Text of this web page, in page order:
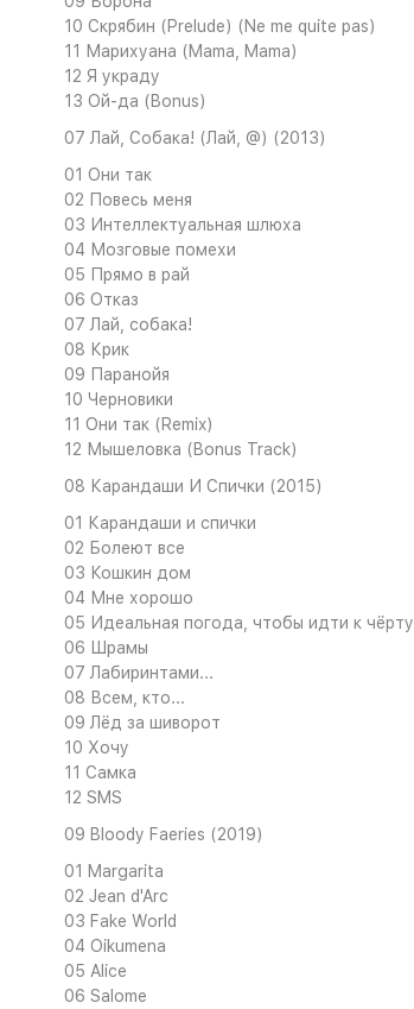
10 Скрябин (Prelude) (Ne me quite pas)
11 Марихуана (Mama, Mama)
12 Я украду
13 Ой-да (Bonus)
07 Лай, Cобака! (Лай, @) (2013)
01 Они так
02 Повесь меня
03 Интеллектуальная шлюха
04 Мозговые помехи
05 Прямо в рай
06 Отказ
07 Лай, собака!
08 Крик
09 Паранойя
10 Черновики
11 Они так (Remix)
12 Мышеловка (Bonus Track)
08 Карандаши И Спички (2015)
01 Карандаши и спички
02 Болеют все
03 Кошкин дом
04 Мне хорошо
05 Идеальная погода, чтобы идти к чёрту
06 Шрамы
07 Лабиринтами...
08 Всем, кто...
09 Лёд за шиворот
10 Хочу
11 Самка
12 SMS
09 Bloody Faeries (2019)
01 Margarita
02 Jean d'Arc
03 Fake World
04 Oikumena
05 Alice
06 Salome